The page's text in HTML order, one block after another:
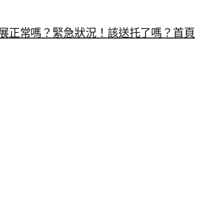
正常嗎？ 緊急狀況！ 該送托了嗎？ 首頁